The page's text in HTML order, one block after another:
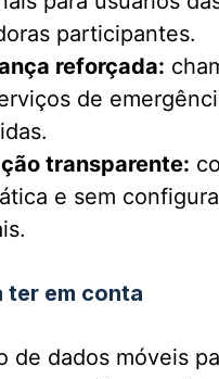
participantes.
reforçada:
de
transparente:
e sem
ter em conta
de dados móveis